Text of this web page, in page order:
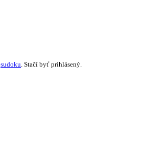
sudoku. Stačí byť prihlásený.